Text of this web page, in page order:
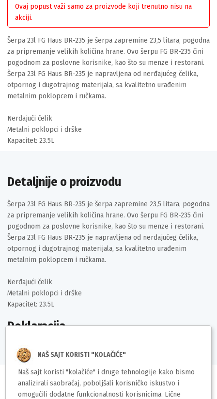
Ovaj popust važi samo za proizvode koji trenutno nisu na
akciji.
Šerpa 23l FG Haus BR-235 je šerpa zapremine 23,5 litara, pogodna
za pripremanje velikih količina hrane. Ovo šerpu FG BR-235 čini
pogodnom za poslovne korisnike, kao što su menze i restorani.
Šerpa 23l FG Haus BR-235 je napravljena od nerđajućeg čelika,
otpornog i dugotrajnog materijala, sa kvalitetno urađenim
metalnim poklopcem i ručkama.
Nerđajući čelik
Metalni poklopci i drške
Kapacitet: 23.5L
Detaljnije o proizvodu
Šerpa 23l FG Haus BR-235 je šerpa zapremine 23,5 litara, pogodna
za pripremanje velikih količina hrane. Ovo šerpu FG BR-235 čini
pogodnom za poslovne korisnike, kao što su menze i restorani.
Šerpa 23l FG Haus BR-235 je napravljena od nerđajućeg čelika,
otpornog i dugotrajnog materijala, sa kvalitetno urađenim
metalnim poklopcem i ručkama.
Nerđajući čelik
Metalni poklopci i drške
Kapacitet: 23.5L
Deklaracija
NAŠ SAJT KORISTI "KOLAČIĆE"
Naš sajt koristi "kolačiće" i druge tehnologije kako bismo
analizirali saobraćaj, poboljšali korisničko iskustvo i
omogućili dodatne funkcionalnosti korisnicima. Lične